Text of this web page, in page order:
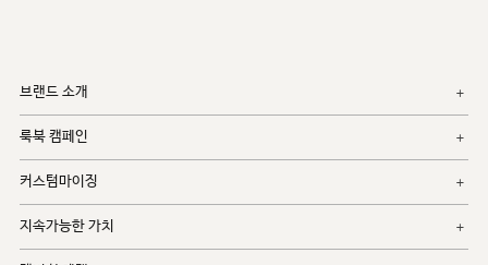
브랜드 소개
룩북 캠페인
커스텀마이징
지속가능한 가치